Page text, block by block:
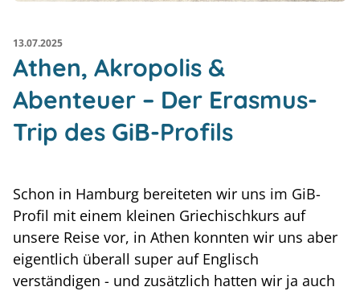
13.07.2025
Athen, Akropolis &
Abenteuer – Der Erasmus-
Trip des GiB-Profils
Schon in Hamburg bereiteten wir uns im GiB-
Profil mit einem kleinen Griechischkurs auf
unsere Reise vor, in Athen konnten wir uns aber
eigentlich überall super auf Englisch
verständigen - und zusätzlich hatten wir ja auch